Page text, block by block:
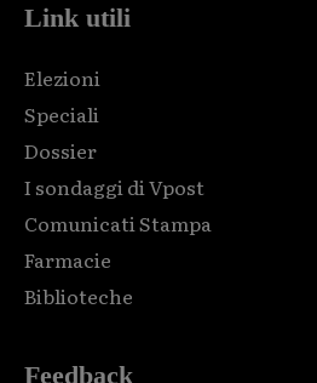
Link utili
Elezioni
Speciali
Dossier
I sondaggi di Vpost
Comunicati Stampa
Farmacie
Biblioteche
Feedback